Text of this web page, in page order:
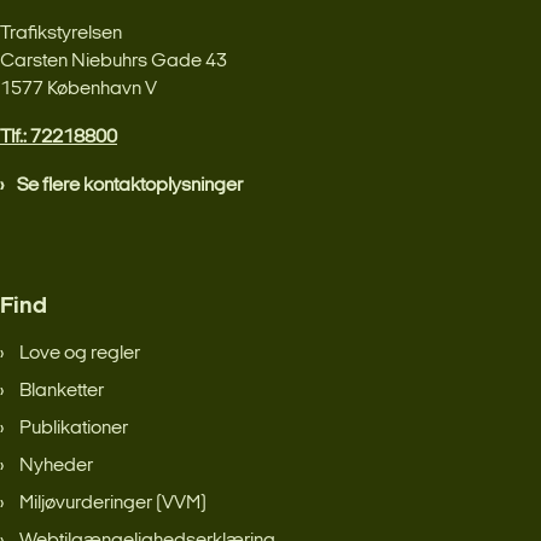
Trafikstyrelsen
Carsten Niebuhrs Gade 43
1577 København V
Tlf.: 72218800
Se flere kontaktoplysninger
Find
Love og regler
Blanketter
Publikationer
Nyheder
Miljøvurderinger (VVM)